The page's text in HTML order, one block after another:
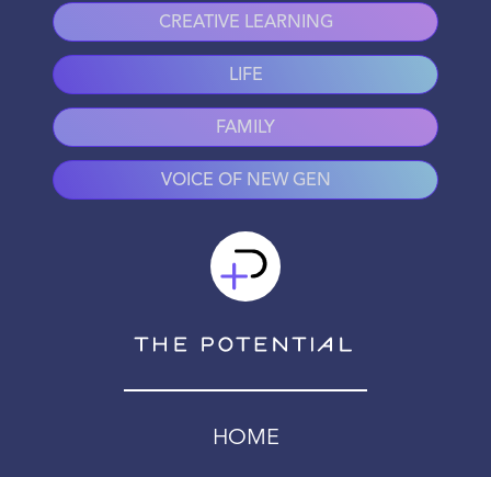
CREATIVE LEARNING
LIFE
FAMILY
VOICE OF NEW GEN
HOME